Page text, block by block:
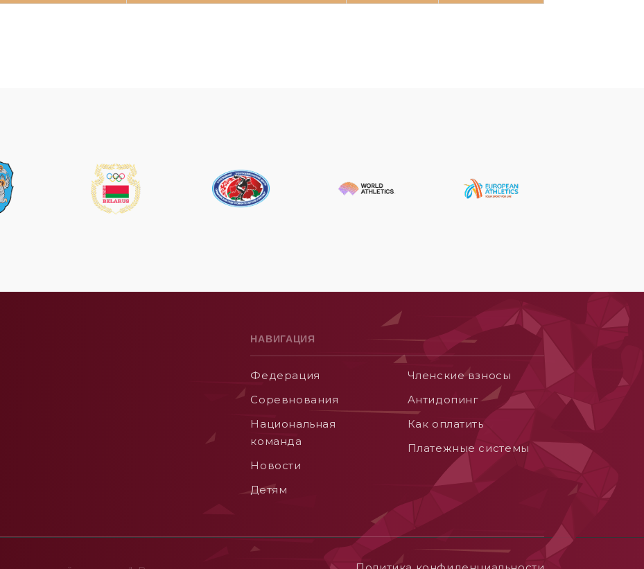
НАВИГАЦИЯ
Федерация
Соревнования
Национальная
команда
Новости
Детям
Членские взносы
Aнтидопинг
Как оплатить
Платежные системы